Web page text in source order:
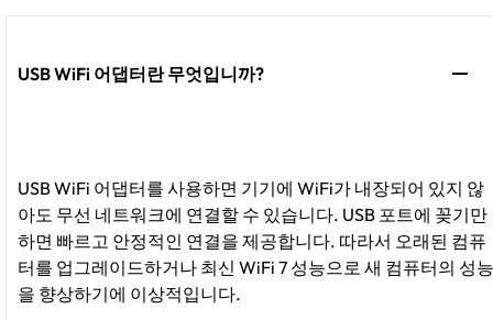
USB WiFi 어댑터란 무엇입니까?
USB WiFi 어댑터를 사용하면 기기에 WiFi가 내장되어 있지 않
아도 무선 네트워크에 연결할 수 있습니다. USB 포트에 꽂기만
하면 빠르고 안정적인 연결을 제공합니다. 따라서 오래된 컴퓨
터를 업그레이드하거나 최신 WiFi 7 성능으로 새 컴퓨터의 성능
을 향상하기에 이상적입니다.